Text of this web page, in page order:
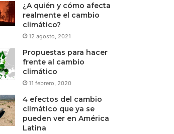
¿A quién y cómo afecta
realmente el cambio
climático?
12 agosto, 2021
Propuestas para hacer
frente al cambio
climático
11 febrero, 2020
4 efectos del cambio
climático que ya se
pueden ver en América
Latina